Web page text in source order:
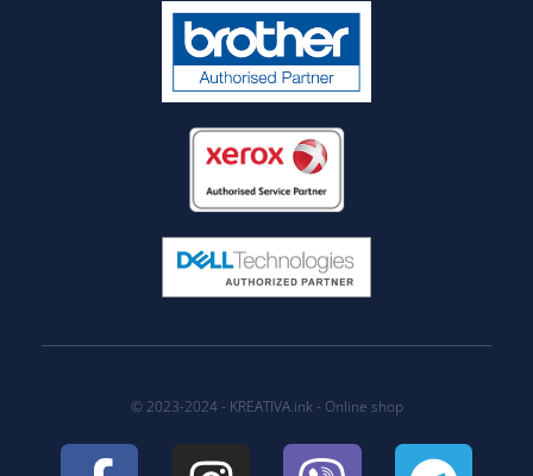
© 2023-2024 - KREATIVA.ink - Online shop